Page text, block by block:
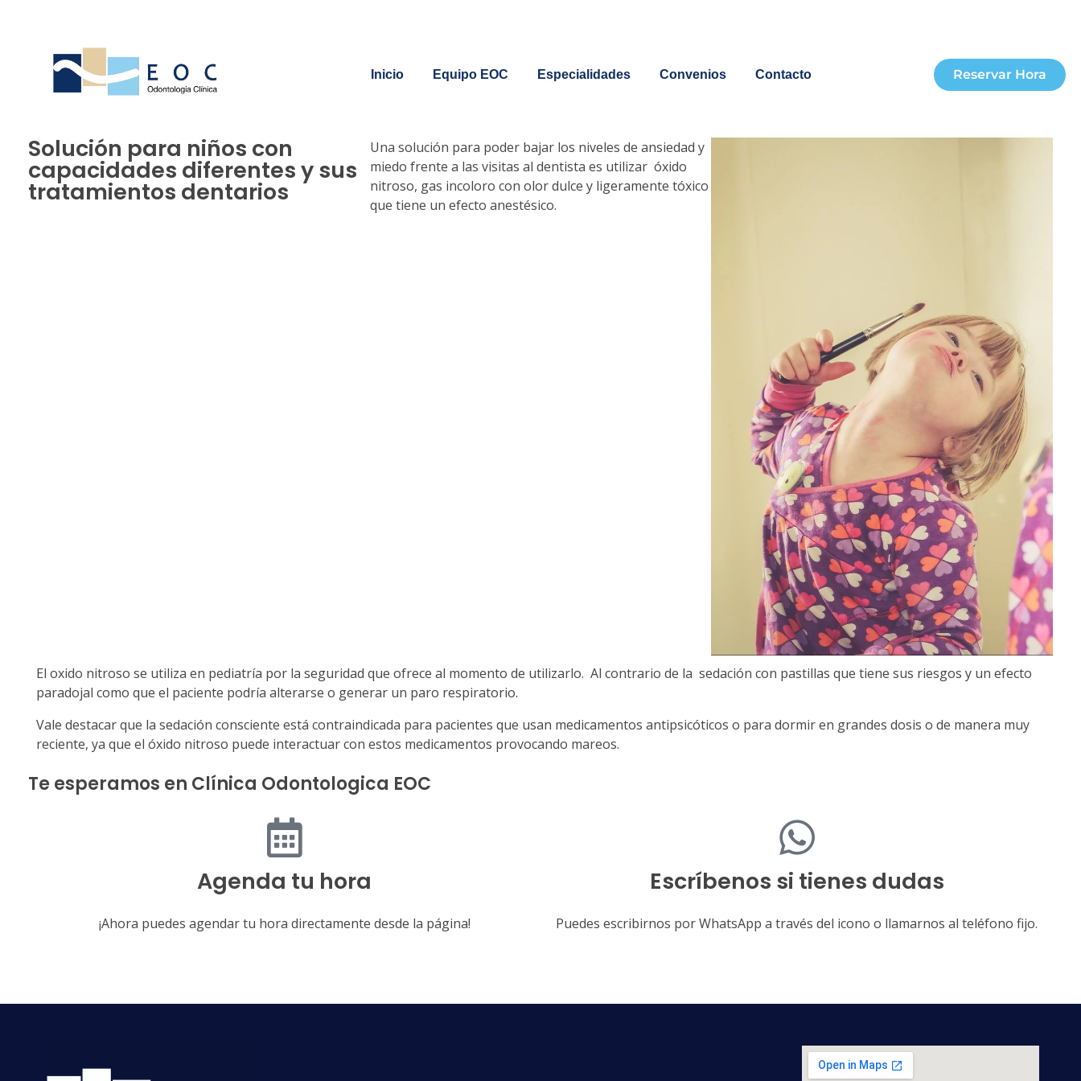
Inicio Equipo EOC Especialidades Convenios Contacto Reservar Hora
Solución para niños con
capacidades diferentes y sus
tratamientos dentarios
Una solución para poder bajar los niveles de ansiedad y
miedo frente a las visitas al dentista es utilizar óxido
nitroso, gas incoloro con olor dulce y ligeramente tóxico
que tiene un efecto anestésico.
El oxido nitroso se utiliza en pediatría por la seguridad que ofrece al momento de utilizarlo. Al contrario de la sedación con pastillas que tiene sus riesgos y un efecto
paradojal como que el paciente podría alterarse o generar un paro respiratorio.
Vale destacar que la sedación consciente está contraindicada para pacientes que usan medicamentos antipsicóticos o para dormir en grandes dosis o de manera muy
reciente, ya que el óxido nitroso puede interactuar con estos medicamentos provocando mareos.
Te esperamos en Clínica Odontologica EOC
Agenda tu hora
¡Ahora puedes agendar tu hora directamente desde la página!
Escríbenos si tienes dudas
Puedes escribirnos por WhatsApp a través del icono o llamarnos al teléfono fijo.